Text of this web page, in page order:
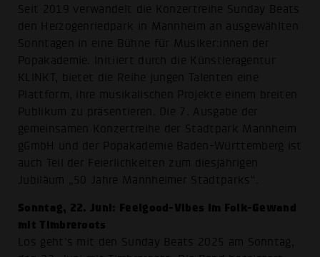
Seit 2019 verwandelt die Konzertreihe Sunday Beats
den Herzogenriedpark in Mannheim an ausgewählten
Sonntagen in eine Bühne für Musiker:innen der
Popakademie. Initiiert durch die Künstleragentur
KLINKT, bietet die Reihe jungen Talenten eine
Plattform, ihre musikalischen Projekte einem breiten
Publikum zu präsentieren. Die 7. Ausgabe der
gemeinsamen Konzertreihe der Stadtpark Mannheim
gGmbH und der Popakademie Baden-Württemberg ist
auch Teil der Feierlichkeiten zum diesjährigen
Jubiläum „50 Jahre Mannheimer Stadtparks“.
Sonntag, 22. Juni: Feelgood-Vibes im Folk-Gewand
mit Timbreroots
Los geht’s mit den Sunday Beats 2025 am Sonntag,